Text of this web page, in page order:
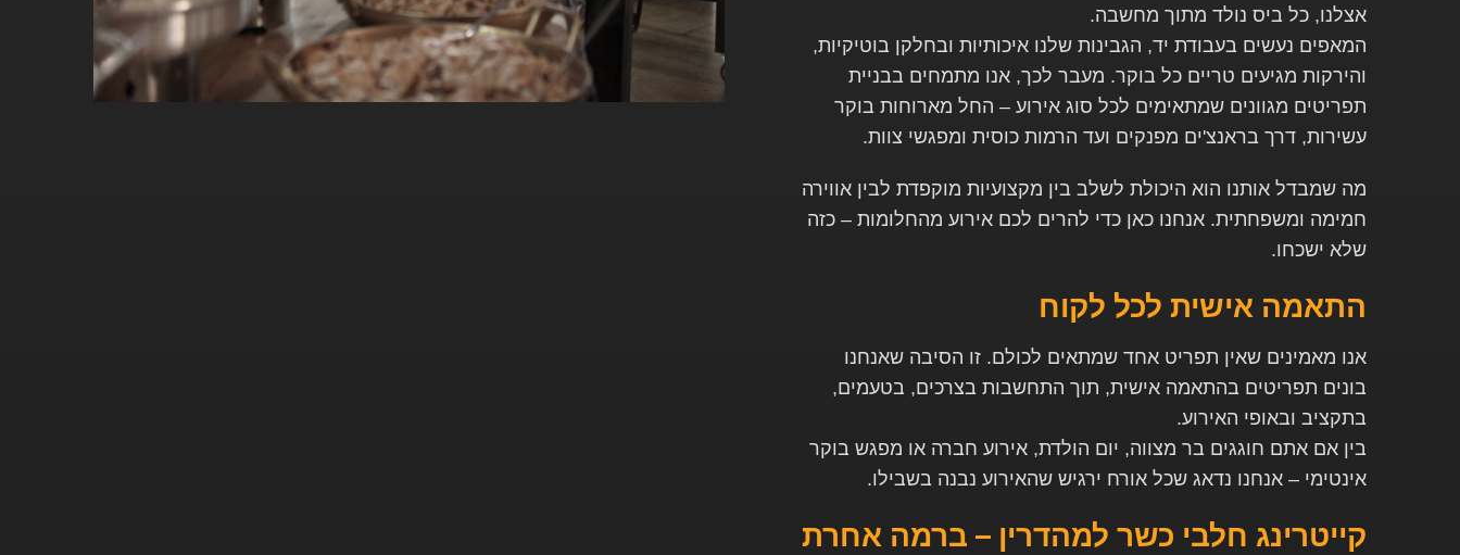
אצלנו, כל ביס נולד מתוך מחשבה.
המאפים נעשים בעבודת יד, הגבינות שלנו איכותיות ובחלקן בוטיקיות,
והירקות מגיעים טריים כל בוקר. מעבר לכך, אנו מתמחים בבניית
תפריטים מגוונים שמתאימים לכל סוג אירוע – החל מארוחות בוקר
עשירות, דרך בראנצ'ים מפנקים ועד הרמות כוסית ומפגשי צוות.
מה שמבדל אותנו הוא היכולת לשלב בין מקצועיות מוקפדת לבין אווירה
חמימה ומשפחתית. אנחנו כאן כדי להרים לכם אירוע מהחלומות – כזה
שלא ישכחו.
התאמה אישית לכל לקוח
אנו מאמינים שאין תפריט אחד שמתאים לכולם. זו הסיבה שאנחנו
בונים תפריטים בהתאמה אישית, תוך התחשבות בצרכים, בטעמים,
בתקציב ובאופי האירוע.
בין אם אתם חוגגים בר מצווה, יום הולדת, אירוע חברה או מפגש בוקר
אינטימי – אנחנו נדאג שכל אורח ירגיש שהאירוע נבנה בשבילו.
קייטרינג חלבי כשר למהדרין – ברמה אחרת